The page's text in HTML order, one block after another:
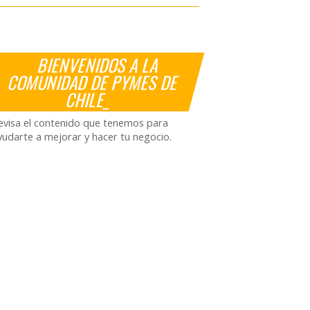
BIENVENIDOS A LA
COMUNIDAD DE PYMES DE
CHILE_
el contenido que tenemos para
a mejorar y hacer tu negocio.